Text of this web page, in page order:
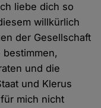
liebe dich so
willkürlich
der Gesellschaft
und die
und Klerus
mich nicht